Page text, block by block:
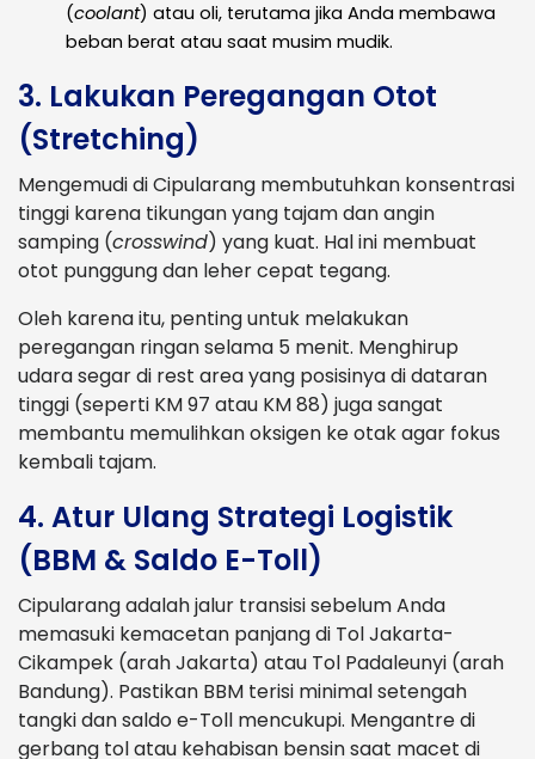
(coolant) atau oli, terutama jika Anda membawa
beban berat atau saat musim mudik.
3. Lakukan Peregangan Otot
(Stretching)
Mengemudi di Cipularang membutuhkan konsentrasi
tinggi karena tikungan yang tajam dan angin
samping (crosswind) yang kuat. Hal ini membuat
otot punggung dan leher cepat tegang.
Oleh karena itu, penting untuk melakukan
peregangan ringan selama 5 menit. Menghirup
udara segar di rest area yang posisinya di dataran
tinggi (seperti KM 97 atau KM 88) juga sangat
membantu memulihkan oksigen ke otak agar fokus
kembali tajam.
4. Atur Ulang Strategi Logistik
(BBM & Saldo E-Toll)
Cipularang adalah jalur transisi sebelum Anda
memasuki kemacetan panjang di Tol Jakarta-
Cikampek (arah Jakarta) atau Tol Padaleunyi (arah
Bandung). Pastikan BBM terisi minimal setengah
tangki dan saldo e-Toll mencukupi. Mengantre di
gerbang tol atau kehabisan bensin saat macet di